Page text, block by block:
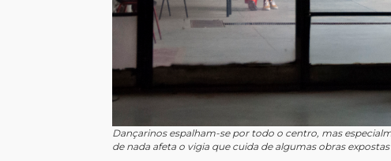
Dançarinos espalham-se por todo o centro, mas
de nada afeta o vigia que cuida de algumas obras